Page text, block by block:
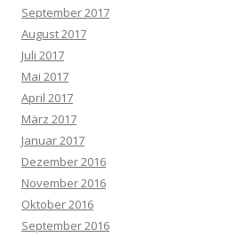
September 2017
August 2017
Juli 2017
Mai 2017
April 2017
März 2017
Januar 2017
Dezember 2016
November 2016
Oktober 2016
September 2016